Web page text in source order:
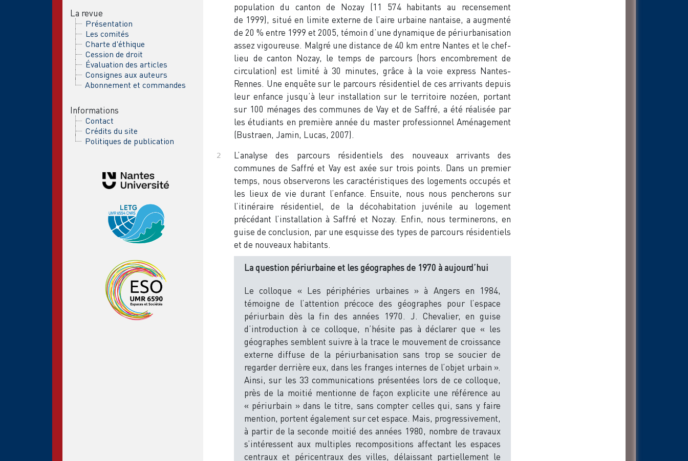
La revue
Présentation
Les comités
Charte d'éthique
Cession de droit
Évaluation des articles
Consignes aux auteurs
Abonnement et commandes
Informations
Contact
Crédits du site
Politiques de publication
population du canton de Nozay (11 574 habitants au recensement
de 1999), situé en limite externe de l’aire urbaine nantaise, a augmenté
de 20 % entre 1999 et 2005, témoin d’une dynamique de périurbanisation
assez vigoureuse. Malgré une distance de 40 km entre Nantes et le chef-
lieu de canton Nozay, le temps de parcours (hors encombrement de
circulation) est limité à 30 minutes, grâce à la voie express Nantes-
Rennes. Une enquête sur le parcours résidentiel de ces arrivants depuis
leur enfance jusqu’à leur installation sur le territoire nozéen, portant
sur 100 ménages des communes de Vay et de Saffré, a été réalisée par
les étudiants en première année du master professionnel Aménagement
(Bustraen, Jamin, Lucas, 2007).
L’analyse des parcours résidentiels des nouveaux arrivants des
communes de Saffré et Vay est axée sur trois points. Dans un premier
temps, nous observerons les caractéristiques des logements occupés et
les lieux de vie durant l’enfance. Ensuite, nous nous pencherons sur
l’itinéraire résidentiel, de la décohabitation juvénile au logement
précédant l’installation à Saffré et Nozay. Enfin, nous terminerons, en
guise de conclusion, par une esquisse des types de parcours résidentiels
et de nouveaux habitants.
La question périurbaine et les géographes de 1970 à aujourd’hui
Le colloque « Les périphéries urbaines » à Angers en 1984,
témoigne de l’attention précoce des géographes pour l’espace
périurbain dès la fin des années 1970. J. Chevalier, en guise
d’introduction à ce colloque, n’hésite pas à déclarer que « les
géographes semblent suivre à la trace le mouvement de croissance
externe diffuse de la périurbanisation sans trop se soucier de
regarder derrière eux, dans les franges internes de l’objet urbain ».
Ainsi, sur les 33 communications présentées lors de ce colloque,
près de la moitié mentionne de façon explicite une référence au
« périurbain » dans le titre, sans compter celles qui, sans y faire
mention, portent également sur cet espace. Mais, progressivement,
à partir de la seconde moitié des années 1980, nombre de travaux
s’intéressent aux multiples recompositions affectant les espaces
centraux et péricentraux des villes, délaissant partiellement le